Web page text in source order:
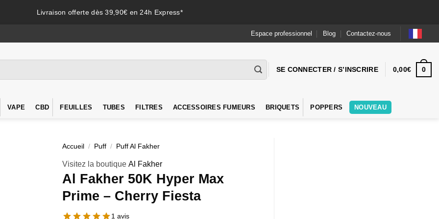
Livraison offerte dès 39,90€ en 24h Express*
Espace professionnel Blog Contactez-nous
SE CONNECTER / S’INSCRIRE 0,00€ 0
VAPE CBD FEUILLES TUBES FILTRES ACCESSOIRES FUMEURS BRIQUETS POPPERS NOUVEAU
Accueil / Puff / Puff Al Fakher
Visitez la boutique Al Fakher
Al Fakher 50K Hyper Max
Prime – Cherry Fiesta
1 avis